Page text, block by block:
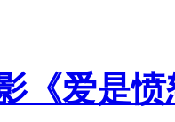
《爱是